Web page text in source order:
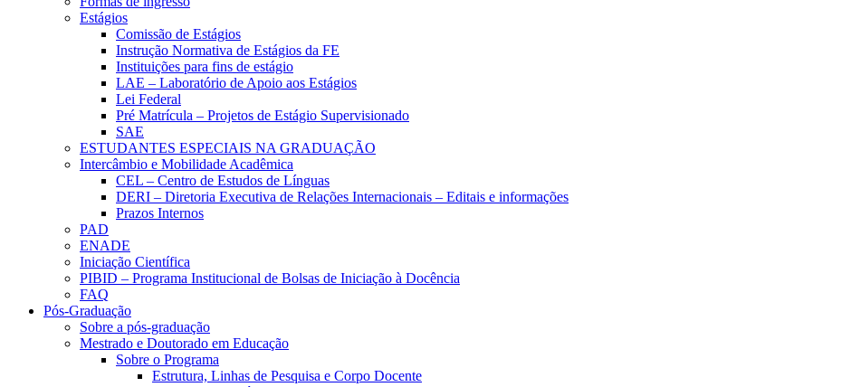
Estágios
Comissão de Estágios
Instrução Normativa de Estágios da FE
Instituições para fins de estágio
LAE – Laboratório de Apoio aos Estágios
Lei Federal
Pré Matrícula – Projetos de Estágio Supervisionado
SAE
ESTUDANTES ESPECIAIS NA GRADUAÇÃO
Intercâmbio e Mobilidade Acadêmica
CEL – Centro de Estudos de Línguas
DERI – Diretoria Executiva de Relações Internacionais – Editais e informações
Prazos Internos
PAD
ENADE
Iniciação Científica
PIBID – Programa Institucional de Bolsas de Iniciação à Docência
FAQ
Pós-Graduação
Sobre a pós-graduação
Mestrado e Doutorado em Educação
Sobre o Programa
Estrutura, Linhas de Pesquisa e Corpo Docente